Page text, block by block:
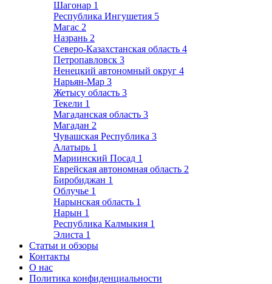
Шагонар 1
Республика Ингушетия 5
Магас 2
Назрань 2
Северо-Казахстанская область 4
Петропавловск 3
Ненецкий автономный округ 4
Нарьян-Мар 3
Жетысу область 3
Текели 1
Магаданская область 3
Магадан 2
Чувашская Республика 3
Алатырь 1
Мариинский Посад 1
Еврейская автономная область 2
Биробиджан 1
Облучье 1
Нарынская область 1
Нарын 1
Республика Калмыкия 1
Элиста 1
Статьи и обзоры
Контакты
О нас
Политика конфиденциальности